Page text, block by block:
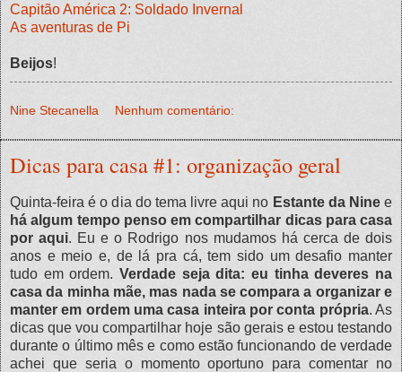
Capitão América 2: Soldado Invernal
As aventuras de Pi
Beijos!
Nine Stecanella Nenhum comentário:
Dicas para casa #1: organização geral
Quinta-feira é o dia do tema livre aqui no Estante da Ninee
há algum tempo penso em compartilhar dicas para casa
por aqui. Eu e o Rodrigo nos mudamos há cerca de dois
anos e meio e, de lá pra cá, tem sido um desafio manter
tudo em ordem. Verdade seja dita: eu tinha deveres na
casa da minha mãe, mas nada se compara a organizar e
manter em ordem uma casa inteira por conta própria. As
dicas que vou compartilhar hoje são gerais e estou testando
durante o último mês e como estão funcionando de verdade
achei que seria o momento oportuno para comentar no